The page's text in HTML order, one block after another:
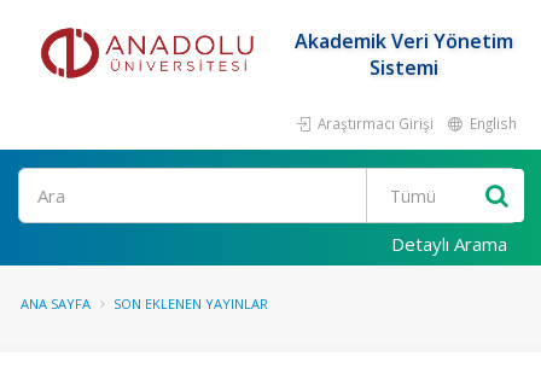
Akademik Veri Yönetim
Sistemi
Araştırmacı Girişi English
Ara
Detaylı Arama
ANA SAYFA SON EKLENEN YAYINLAR